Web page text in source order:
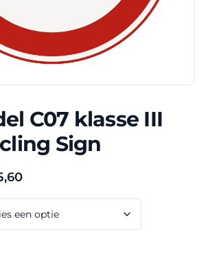
C07 klasse III
Sign
Prijsklasse:
€ 101,20
tot
€ 165,60